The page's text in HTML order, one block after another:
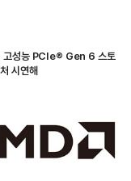
고성능 PCIe® Gen 6 스토
시연해